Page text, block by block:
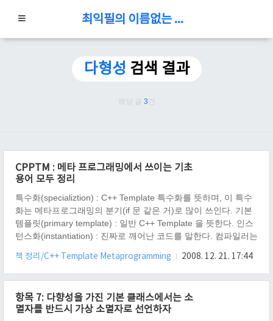
최익필의 이름없는 블로그
다형성 검색 결과
해당 글 3 건
CPPTM : 메타 프로그래밍에서 쓰이는 기초
용어 모두 정리
특수화(specializtion) : C++ Template 특수화를 뜻하며, 이 특수
화는 메타프로그래밍의 분기(if 문 같은 거)로 많이 쓰인다. 기본
템플릿(primary template) : 일반 C++ Template 을 뜻한다. 인스
턴스화(instantiation) : 진짜로 깨어난 코드를 말한다. 컴파일러는
잠자는 코드이지만, 그 잠자는 코드를 그냥 사용 했을 때, 컴파일
러는 템플릿 코드를 깨워주고, 문법 검사도 해준다. 즉, 인스턴스
멤버함수나 멤버 값들을 가지고 있을 때, 블로브 라고 한다. 메타
자료(metadata) : C++ Template 에서 매개변..
책 정리/C++ Template Metaprogramming 2008. 12. 21. 17:44
항목 7: 다향성을 가진 기본 클래스에서는 소
멸자를 반드시 가상 소멸자로 선언하자